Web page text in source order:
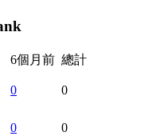
6個月前 總計
0 0
0 0